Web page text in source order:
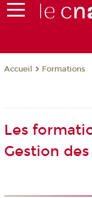
Accueil Formations
Les
Gestion